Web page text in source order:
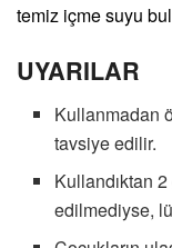
temiz içme suyu
UYARILAR
Kullanmadan
tavsiye edilir.
Kullandıktan
edilmediyse,